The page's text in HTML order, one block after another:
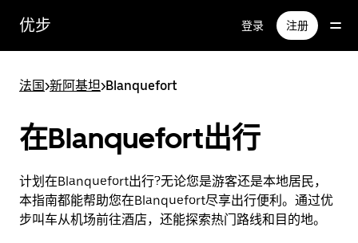
优步 登录 注册
法国>新阿基坦>Blanquefort
在Blanquefort出行
计划在Blanquefort出行?无论您是游客还是本地居民，
本指南都能帮助您在Blanquefort尽享出行便利。通过优
步叫车从机场前往酒店，还能探索热门路线和目的地。